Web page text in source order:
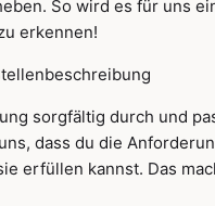
So wird es für uns
erkennen!
sorgfältig durch und
dass du die
erfüllen kannst. Das